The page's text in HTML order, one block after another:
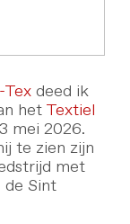
Texdeed ik
het
Textiel
mei 2026.
te zien zijn
met
de Sint